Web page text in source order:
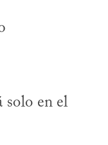
solo en el